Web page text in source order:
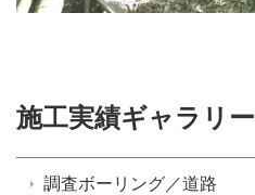
施工実績ギャラリー
調査ボーリング／道路